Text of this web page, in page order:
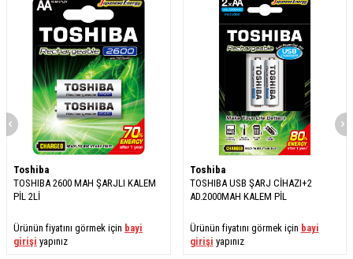
Toshiba
TOSHIBA 2600 MAH ŞARJLI KALEM
PİL 2Lİ
Ürünün fiyatını görmek için bayi
girişi yapınız
Toshiba
TOSHIBA USB ŞARJ CİHAZI+2
AD.2000MAH KALEM PİL
Ürünün fiyatını görmek için bayi
girişi yapınız